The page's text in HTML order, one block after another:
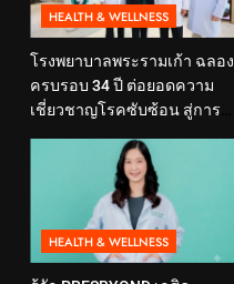
HEALTH & WELLNESS
โรงพยาบาลพระรามเก้า ฉลอง
ครบรอบ 34 ปี ต่อยอดความ
เชี่ยวชาญโรคซับซ้อน สู่การ
ดูแลสุขภาพเชิงป้องกันที่ตอบ
โจทย์ไลฟ์สไตล์ ภายใต้แนวคิด
“SELF-CARE IS HEALTHCARE”
HEALTH & WELLNESS